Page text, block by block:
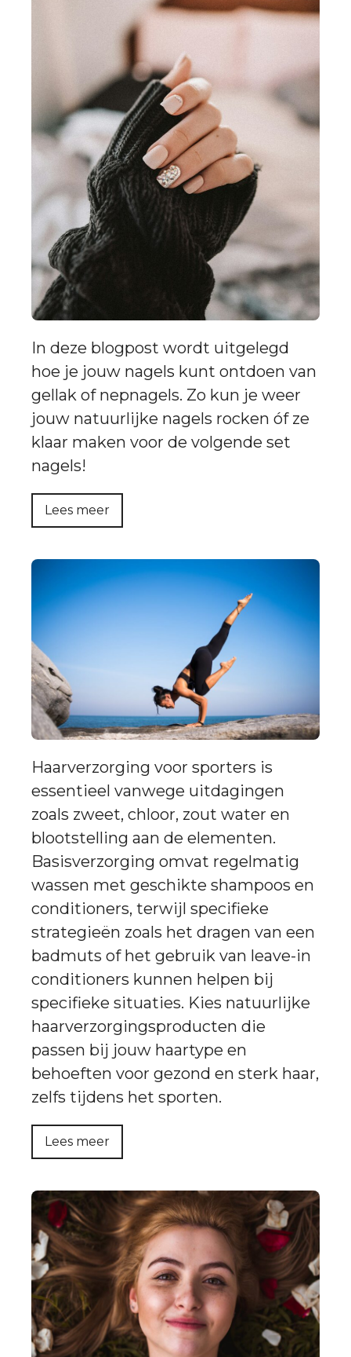
In deze blogpost wordt uitgelegd
hoe je jouw nagels kunt ontdoen van
gellak of nepnagels. Zo kun je weer
jouw natuurlijke nagels rocken óf ze
klaar maken voor de volgende set
nagels!
Lees meer
Haarverzorging voor sporters is
essentieel vanwege uitdagingen
zoals zweet, chloor, zout water en
blootstelling aan de elementen.
Basisverzorging omvat regelmatig
wassen met geschikte shampoos en
conditioners, terwijl specifieke
strategieën zoals het dragen van een
badmuts of het gebruik van leave-in
conditioners kunnen helpen bij
specifieke situaties. Kies natuurlijke
haarverzorgingsproducten die
passen bij jouw haartype en
behoeften voor gezond en sterk haar,
zelfs tijdens het sporten.
Lees meer